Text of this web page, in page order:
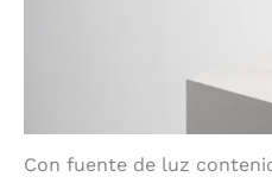
Con fuente de luz